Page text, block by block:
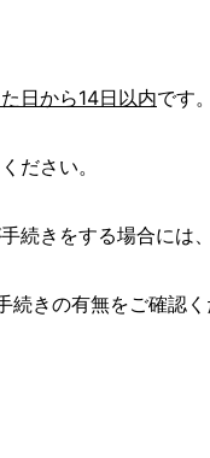
日から14日以内です。
ださい。
続きをする場合には、
きの有無をご確認く